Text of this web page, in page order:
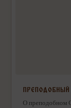
ПРЕПОДОБНЫЙ
О преподобном